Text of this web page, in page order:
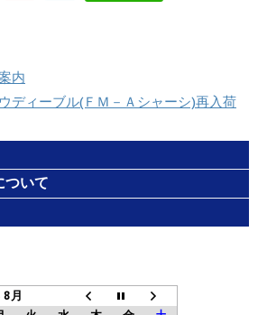
内
ディーブル(ＦＭ－Ａシャーシ)再入荷
ついて
月